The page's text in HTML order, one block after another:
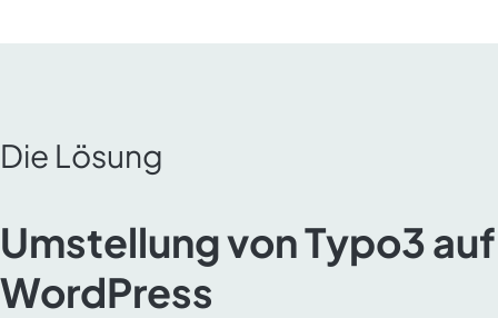
Die Lösung
Umstellung von Typo3 auf
WordPress